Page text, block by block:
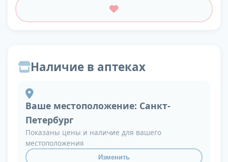
Наличие в аптеках
Ваше местоположение: Санкт-
Петербург
Показаны цены и наличие для вашего
местоположения
Изменить